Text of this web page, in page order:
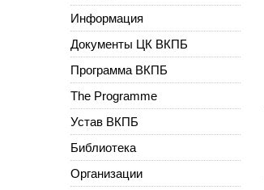
Информация
Документы ЦК ВКПБ
Программа ВКПБ
The Programme
Устав ВКПБ
Библиотека
Организации